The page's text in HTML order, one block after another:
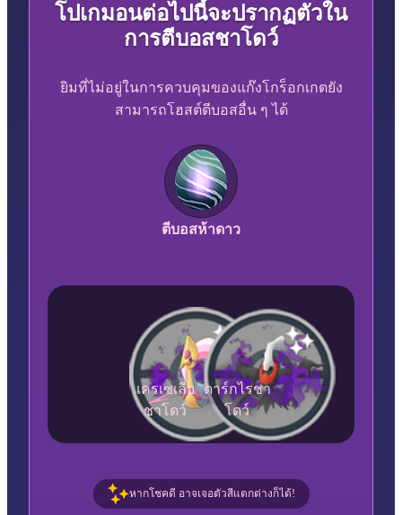
โปเกมอนต่อไปนี้จะปรากฏตัวใน
การตีบอสชาโดว์
ยิมที่ไม่อยู่ในการควบคุมของแก๊งโกร็อกเกตยัง
สามารถโฮสต์ตีบอสอื่น ๆ ได้
ตีบอสห้าดาว
เครเซเลีย
ชาโดว์
ดาร์กไรชา
โดว์
หากโชคดี อาจเจอตัวสีแตกต่างก็ได้!